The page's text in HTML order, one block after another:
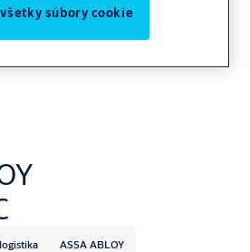
ASSA ABLOY
súbory cookie